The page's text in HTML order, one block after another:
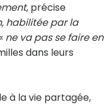
, précise
habilitée par la
ne va pas se faire en
dans leurs
à la vie partagée,